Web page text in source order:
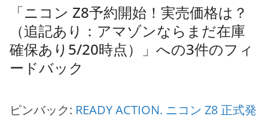
「ニコン Z8予約開始！実売価格は？
（追記あり：アマゾンならまだ在庫
確保あり5/20時点）
」への3件のフィ
ードバック
ピンバック: READY ACTION. ニコン Z8 正式発